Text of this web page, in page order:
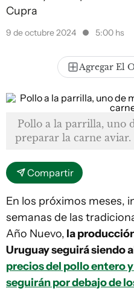
Cupra
9 de octubre 2024 5:00 hs
Agregar El
Pollo a la parrilla, uno
preparar la carne aviar.
Compartir
En los próximos meses,
semanas de las
Año Nuevo, la
Uruguay seguirá siendo
precios del pollo entero
seguirán por debajo de